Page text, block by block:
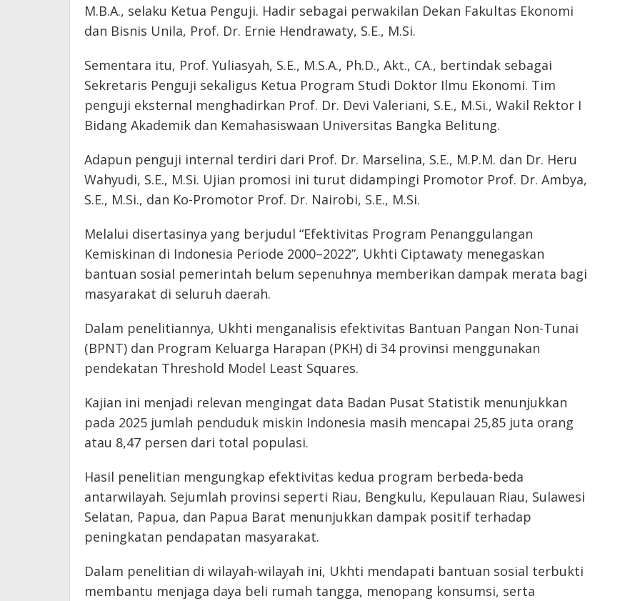
M.B.A., selaku Ketua Penguji. Hadir sebagai perwakilan Dekan Fakultas Ekonomi
dan Bisnis Unila, Prof. Dr. Ernie Hendrawaty, S.E., M.Si.
Sementara itu, Prof. Yuliasyah, S.E., M.S.A., Ph.D., Akt., CA., bertindak sebagai
Sekretaris Penguji sekaligus Ketua Program Studi Doktor Ilmu Ekonomi. Tim
penguji eksternal menghadirkan Prof. Dr. Devi Valeriani, S.E., M.Si., Wakil Rektor I
Bidang Akademik dan Kemahasiswaan Universitas Bangka Belitung.
Adapun penguji internal terdiri dari Prof. Dr. Marselina, S.E., M.P.M. dan Dr. Heru
Wahyudi, S.E., M.Si. Ujian promosi ini turut didampingi Promotor Prof. Dr. Ambya,
S.E., M.Si., dan Ko-Promotor Prof. Dr. Nairobi, S.E., M.Si.
Melalui disertasinya yang berjudul “Efektivitas Program Penanggulangan
Kemiskinan di Indonesia Periode 2000–2022”, Ukhti Ciptawaty menegaskan
bantuan sosial pemerintah belum sepenuhnya memberikan dampak merata bagi
masyarakat di seluruh daerah.
Dalam penelitiannya, Ukhti menganalisis efektivitas Bantuan Pangan Non-Tunai
(BPNT) dan Program Keluarga Harapan (PKH) di 34 provinsi menggunakan
pendekatan Threshold Model Least Squares.
Kajian ini menjadi relevan mengingat data Badan Pusat Statistik menunjukkan
pada 2025 jumlah penduduk miskin Indonesia masih mencapai 25,85 juta orang
atau 8,47 persen dari total populasi.
Hasil penelitian mengungkap efektivitas kedua program berbeda-beda
antarwilayah. Sejumlah provinsi seperti Riau, Bengkulu, Kepulauan Riau, Sulawesi
Selatan, Papua, dan Papua Barat menunjukkan dampak positif terhadap
peningkatan pendapatan masyarakat.
Dalam penelitian di wilayah-wilayah ini, Ukhti mendapati bantuan sosial terbukti
membantu menjaga daya beli rumah tangga, menopang konsumsi, serta